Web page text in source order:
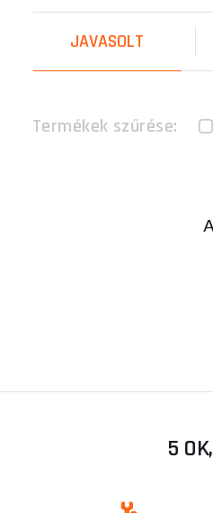
JAVASOLT
Termékek szűrése:
5